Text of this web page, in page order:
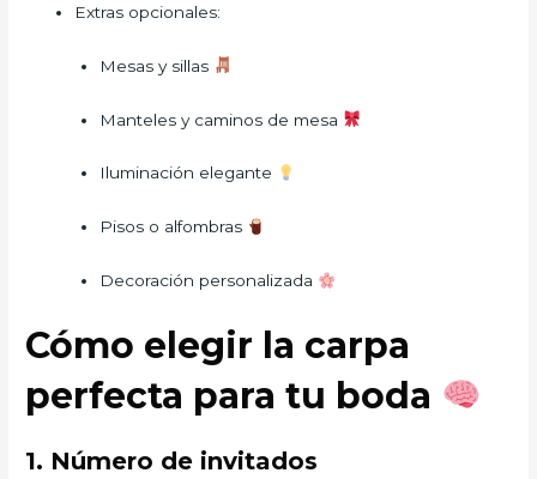
Extras opcionales:
Mesas y sillas
Manteles y caminos de mesa
Iluminación elegante
Pisos o alfombras
Decoración personalizada
Cómo elegir la carpa
perfecta para tu boda
1. Número de invitados